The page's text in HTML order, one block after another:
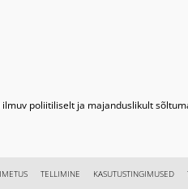
poliitiliselt ja majanduslikult
TELLIMINE KASUTUSTINGIMUSED